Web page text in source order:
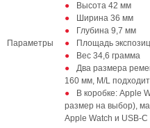
Параметры
Высота 42 мм
Ширина 36 мм
Глубина 9,7 мм
Площадь
Вес 34,6 грамма
Два размера
160 мм, M/L
В коробке: Apple
размер на выбор),
Apple Watch и USB-